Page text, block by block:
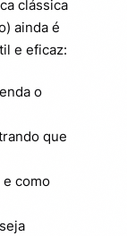
clássica
ainda é
e eficaz:
o
que
como